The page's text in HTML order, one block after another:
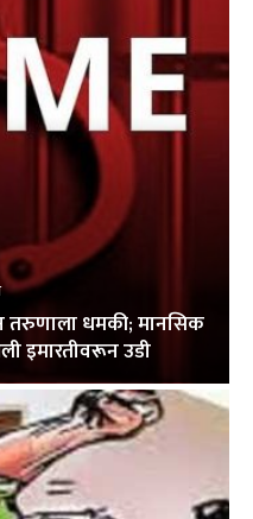
तरुणाला धमकी; मानसिक
इमारतीवरून उडी